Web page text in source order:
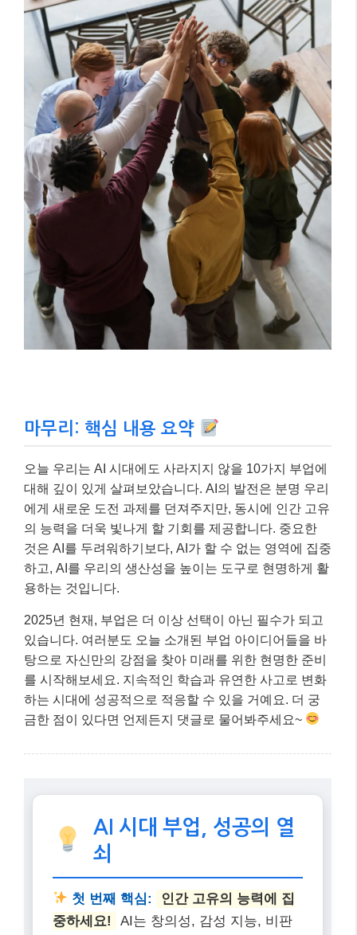
마무리: 핵심 내용 요약
오늘 우리는 AI 시대에도 사라지지 않을 10가지 부업에
대해 깊이 있게 살펴보았습니다. AI의 발전은 분명 우리
에게 새로운 도전 과제를 던져주지만, 동시에 인간 고유
의 능력을 더욱 빛나게 할 기회를 제공합니다. 중요한
것은 AI를 두려워하기보다, AI가 할 수 없는 영역에 집중
하고, AI를 우리의 생산성을 높이는 도구로 현명하게 활
탕으로 자신만의 강점을 찾아 미래를 위한 현명한 준비
하는 시대에 성공적으로 적응할 수 있을 거예요. 더 궁
금한 점이 있다면 언제든지 댓글로 물어봐주세요~
AI 시대 부업, 성공의 열
쇠
첫 번째 핵심:
인간 고유의 능력에 집
중하세요! AI는 창의성, 감성 지능, 비판
적 사고를 대체할 수 없습니다.
이 글 공유하기:
Facebook
이것이 좋아요:
로